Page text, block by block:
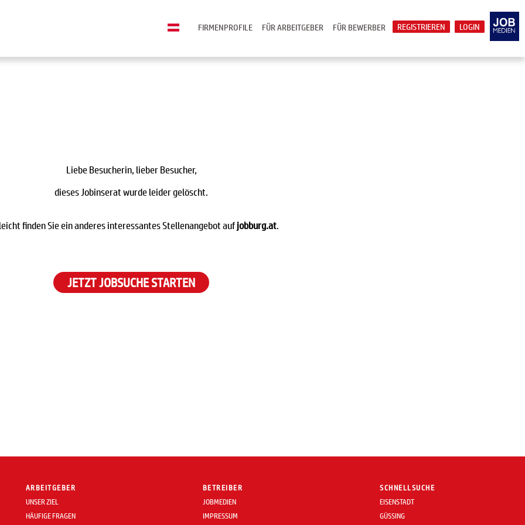
LOGIN
REGISTRIEREN
FÜR BEWERBER
FÜR ARBEITGEBER
FIRMENPROFILE
Liebe Besucherin, lieber Besucher,
dieses Jobinserat wurde leider gelöscht.
finden Sie ein anderes interessantes Stellenangebot aufjobburg.at.
JETZT JOBSUCHE STARTEN
ARBEITGEBER
UNSER ZIEL
HÄUFIGE FRAGEN
BETREIBER
JOBMEDIEN
IMPRESSUM
SCHNELLSUCHE
EISENSTADT
GÜSSING